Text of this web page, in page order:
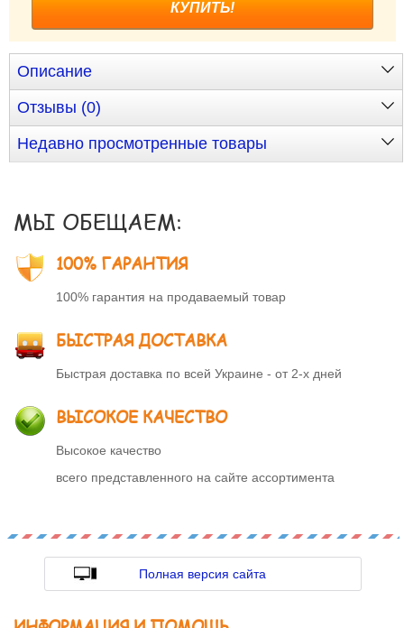
Описание
Отзывы (0)
Недавно просмотренные товары
МЫ ОБЕЩАЕМ:
100% ГАРАНТИЯ
100% гарантия на продаваемый товар
БЫСТРАЯ ДОСТАВКА
Быстрая доставка по всей Украине - от 2-х дней
ВЫСОКОЕ КАЧЕСТВО
Высокое качество
всего представленного на сайте ассортимента
Полная версия сайта